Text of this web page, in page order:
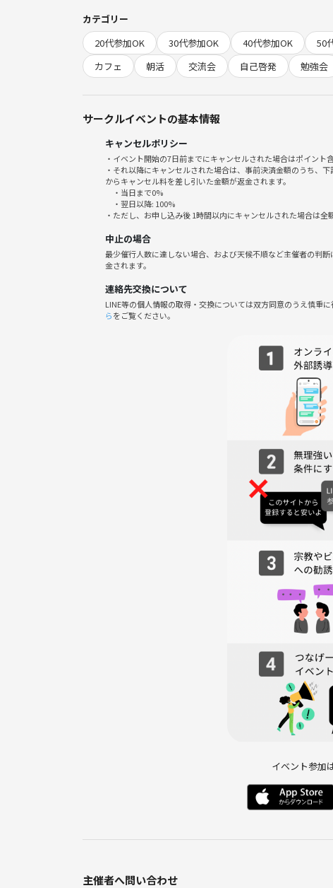
などなど💡
いろんな目的あると思いますが、
出勤前にお互いに良い朝の時間を過ごせたらと思いま
興味ある方はぜひ遊びにきてください😆
【開催日時】
2026年6月13日 (土)
9:00〜10:30
※早い時間に開始となります🙏
【場所】
カフェベローチェ 秋葉原駅東口店
https://s.tabelog.com/tokyo/A1310/A131001/
お店の中で席確保して待ってます👐
お店を利用する為、必ずご注文をお願いします🙏
※参加費用には飲食代は含まれません💰
・宗教/MLM/不動産/保険等/事業家集団(環境)等の勧誘行
カテゴリー
20代参加OK
30代参加OK 40代参加OK 50
カフェ
朝活 交流会 自己啓発 勉強会
サークルイベントの基本情報
キャンセルポリシー
・イベント開始の7日前までにキャンセルされた場合はポイント
・それ以降にキャンセルされた場合は、事前決済金額のうち、
からキャンセル料を差し引いた金額が返金されます。
・当日まで0%
・翌日以降: 100%
・ただし、お申し込み後 1時間以内にキャンセルされた場合は全
中止の場合
最少催行人数に達しない場合、および天候不順など主催者の判
金されます。
連絡先交換について
LINE等の個人情報の取得・交換については双方同意のうえ慎重
らをご覧ください。
イベント参加
主催者へ問い合わせ